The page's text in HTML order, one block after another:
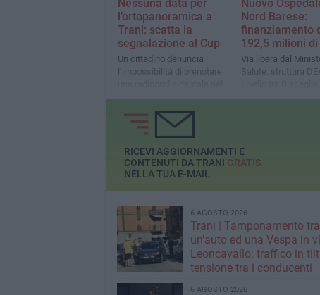
Nessuna data per
l’ortopanoramica a
Trani: scatta la
segnalazione al Cup
Un cittadino denuncia
l’impossibilità di prenotare
sistema sanitario pubblico
Nuovo
Nord Barese:
finanziamento
192,5 milioni
Via libera dal
Salute: struttura
Molfetta, operativa
RICEVI AGGIORNAMENTI E
CONTENUTI DA TRANI GRATIS
NELLA TUA E-MAIL
6 AGOSTO 2026
Trani | Tamponamento tra
un'auto ed una Vespa in
Leoncavallo: traffico in
tensione tra i conducenti
6 AGOSTO 2026